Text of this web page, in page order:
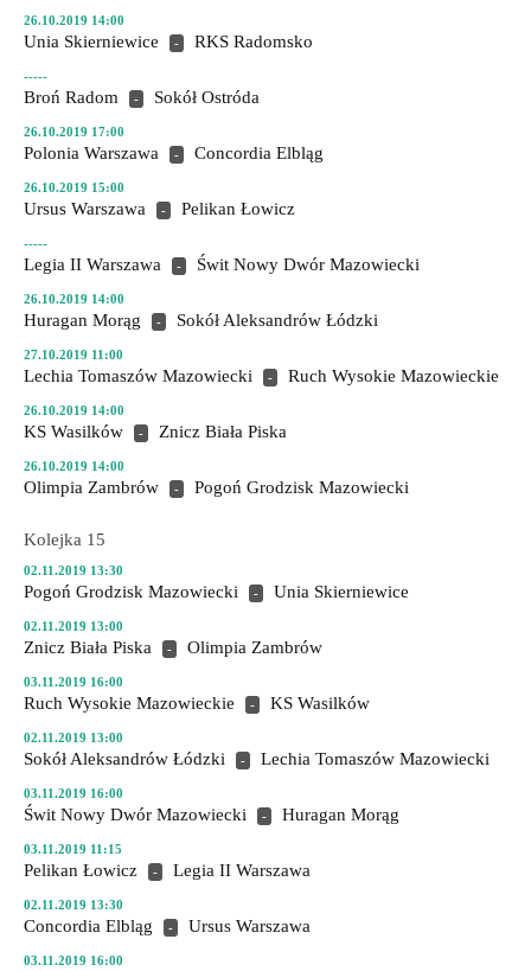
26.10.2019 14:00
Unia Skierniewice - RKS Radomsko
-----
Broń Radom - Sokół Ostróda
26.10.2019 17:00
Polonia Warszawa - Concordia Elbląg
26.10.2019 15:00
Ursus Warszawa - Pelikan Łowicz
-----
Legia II Warszawa - Świt Nowy Dwór Mazowiecki
26.10.2019 14:00
Huragan Morąg - Sokół Aleksandrów Łódzki
27.10.2019 11:00
Lechia Tomaszów Mazowiecki - Ruch Wysokie Mazowieckie
26.10.2019 14:00
KS Wasilków - Znicz Biała Piska
26.10.2019 14:00
Olimpia Zambrów - Pogoń Grodzisk Mazowiecki
Kolejka 15
02.11.2019 13:30
Pogoń Grodzisk Mazowiecki - Unia Skierniewice
02.11.2019 13:00
Znicz Biała Piska - Olimpia Zambrów
03.11.2019 16:00
Ruch Wysokie Mazowieckie - KS Wasilków
02.11.2019 13:00
Sokół Aleksandrów Łódzki - Lechia Tomaszów Mazowiecki
03.11.2019 16:00
Świt Nowy Dwór Mazowiecki - Huragan Morąg
03.11.2019 11:15
Pelikan Łowicz - Legia II Warszawa
02.11.2019 13:30
Concordia Elbląg - Ursus Warszawa
03.11.2019 16:00